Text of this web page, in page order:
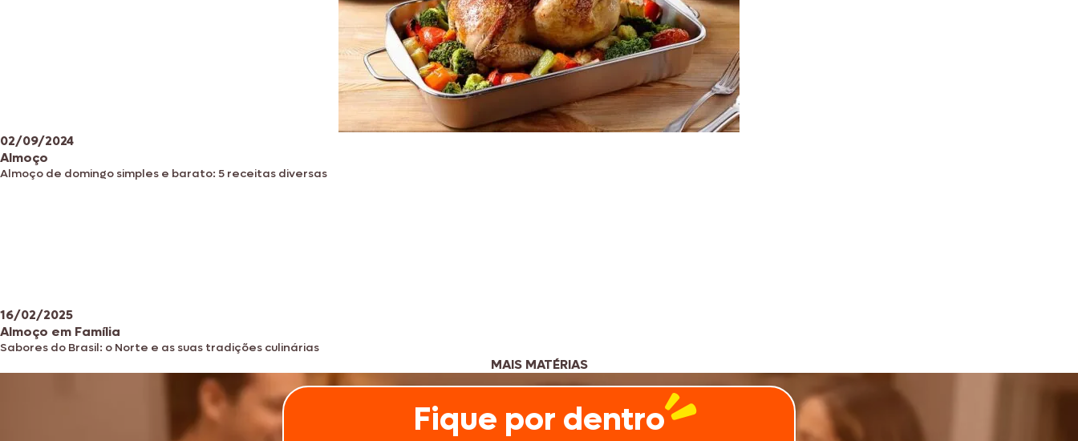
02/09/2024
Almoço
Almoço de domingo simples e barato: 5 receitas diversas
16/02/2025
Almoço em Família
Sabores do Brasil: o Norte e as suas tradições culinárias
MAIS MATÉRIAS
Fique por dentro